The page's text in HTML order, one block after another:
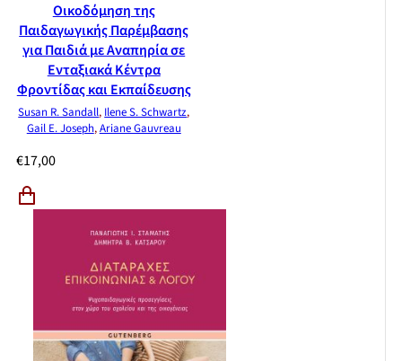
Οικοδόμηση της
Παιδαγωγικής Παρέμβασης
για Παιδιά με Αναπηρία σε
Ενταξιακά Κέντρα
Φροντίδας και Εκπαίδευσης
Susan R. Sandall, Ilene S. Schwartz,
Gail E. Joseph,Ariane Gauvreau
€17,00